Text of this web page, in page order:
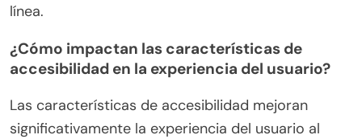
línea.
¿Cómo impactan las características de
accesibilidad en la experiencia del usuario?
Las características de accesibilidad mejoran
significativamente la experiencia del usuario al